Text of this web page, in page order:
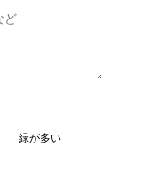
緑が多い